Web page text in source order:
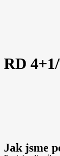
RD
Jak jsme